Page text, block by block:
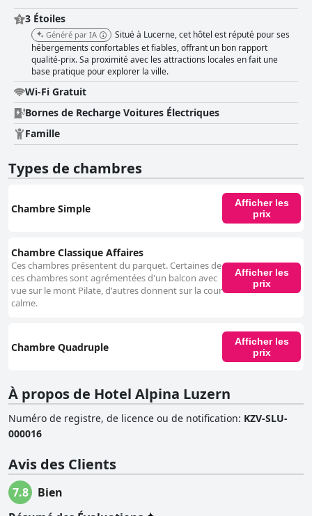
voisine, dont les tarifs sont considérés comme un peu élevés par
certains. Le confort des lits reçoit généralement des commentaires
positifs, bien que certains mentionnent des matelas usés et
l'inconvénient des lits doubles composés de deux matelas simples. La
propreté de la literie et des chambres reste constamment élevée. Malgré
des inconvénients mineurs, tels qu'un décor daté, l'absence de
climatisation et une fiabilité WiFi variable, l'Hotel Alpina Luzern offre une
expérience généralement positive. Son emplacement imbattable, ses
chambres propres et spacieuses, son petit-déjeuner satisfaisant et son
personnel exceptionnellement sympathique en font un choix privilégié
parmi les voyageurs, offrant une option pratique tant pour les courts
3 Étoiles
Généré par IA
Situé à Lucerne, cet hôtel est réputé pour ses
hébergements confortables et fiables, offrant un bon rapport
qualité-prix. Sa proximité avec les attractions locales en fait une
base pratique pour explorer la ville.
Wi-Fi Gratuit
Bornes de Recharge Voitures Électriques
Famille
Types de chambres
Chambre Simple
Afficher les
prix
Chambre Classique Affaires
Ces chambres présentent du parquet. Certaines de
ces chambres sont agrémentées d'un balcon avec
vue sur le mont Pilate, d'autres donnent sur la cour
calme.
Afficher les
prix
Chambre Quadruple
Afficher les
prix
À propos de Hotel Alpina Luzern
Numéro de registre, de licence ou de notification: KZV-SLU-
000016
Avis des Clients
7.8
Bien